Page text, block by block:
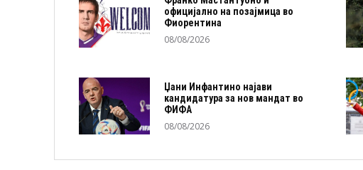
официјално на позајмица во
Фиорентина
08/08/2026
Џани Инфантино најави
кандидатура за нов мандат во
ФИФА
08/08/2026